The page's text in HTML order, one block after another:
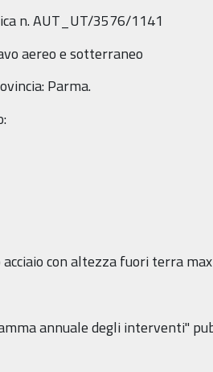
n. AUT_UT/3576/1141
aereo e sotterraneo
Parma.
con altezza fuori terra
annuale degli interventi"